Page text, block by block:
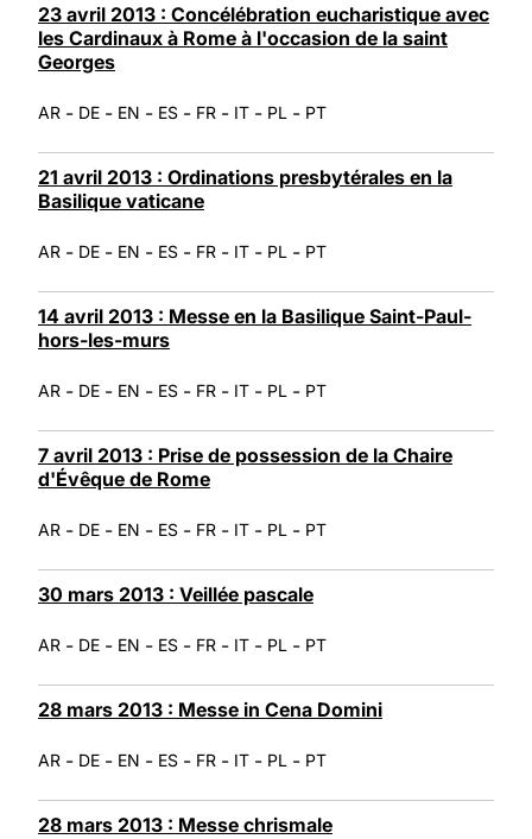
23 avril 2013 : Concélébration eucharistique avec
les Cardinaux à Rome à l'occasion de la saint
Georges
AR - DE - EN - ES - FR - IT - PL - PT
21 avril 2013 : Ordinations presbytérales en la
Basilique vaticane
AR - DE - EN - ES - FR - IT - PL - PT
14 avril 2013 : Messe en la Basilique Saint-Paul-
hors-les-murs
AR - DE - EN - ES - FR - IT - PL - PT
7 avril 2013 : Prise de possession de la Chaire
d'Évêque de Rome
AR - DE - EN - ES - FR - IT - PL - PT
30 mars 2013 : Veillée pascale
AR - DE - EN - ES - FR - IT - PL - PT
28 mars 2013 : Messe in Cena Domini
AR - DE - EN - ES - FR - IT - PL - PT
28 mars 2013 : Messe chrismale